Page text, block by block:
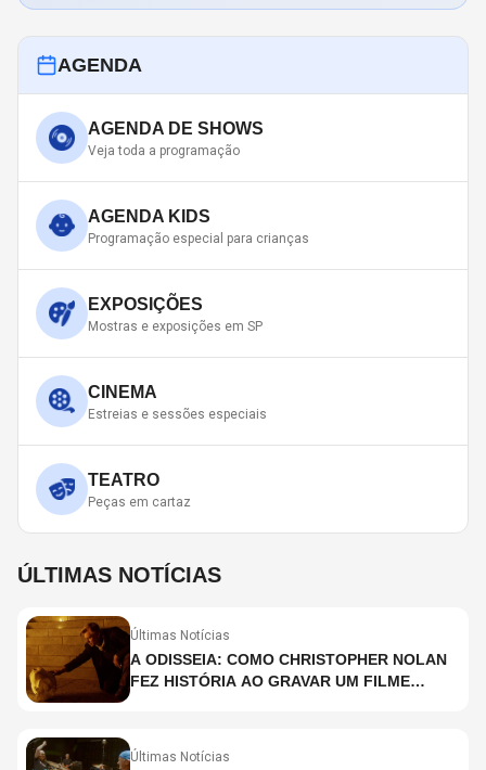
AGENDA
AGENDA DE SHOWS
Veja toda a programação
AGENDA KIDS
Programação especial para crianças
EXPOSIÇÕES
Mostras e exposições em SP
CINEMA
Estreias e sessões especiais
TEATRO
Peças em cartaz
ÚLTIMAS NOTÍCIAS
Últimas Notícias
A ODISSEIA: COMO CHRISTOPHER NOLAN
FEZ HISTÓRIA AO GRAVAR UM FILME
Últimas Notícias